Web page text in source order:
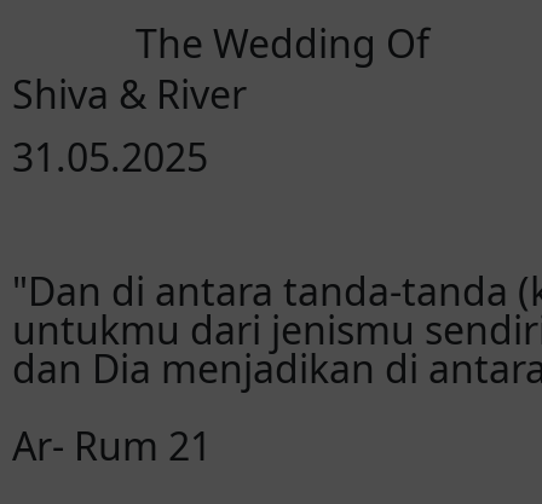
The Wedding Of
Shiva & River
31.05.2025
"Dan di antara tanda-tanda
untukmu dari jenismu
dan Dia menjadikan di
Ar- Rum 21